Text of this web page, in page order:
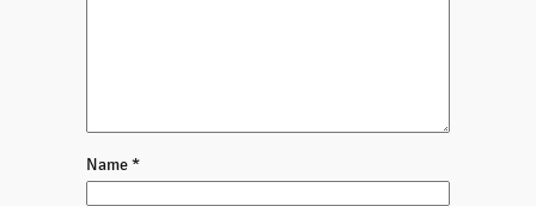
Name*